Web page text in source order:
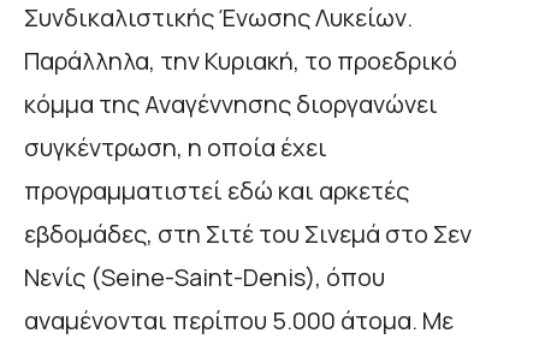
Συνδικαλιστικής Ένωσης Λυκείων.
Παράλληλα, την Κυριακή, το προεδρικό
κόμμα της Αναγέννησης διοργανώνει
συγκέντρωση, η οποία έχει
προγραμματιστεί εδώ και αρκετές
εβδομάδες, στη Σιτέ του Σινεμά στο Σεν
Νενίς (Seine-Saint-Denis), όπου
αναμένονται περίπου 5.000 άτομα. Με